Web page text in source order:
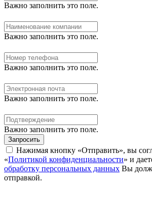
Важно заполнить это поле.
Важно заполнить это поле.
Важно заполнить это поле.
Важно заполнить это поле.
Важно заполнить это поле.
Запросить
Нажимая кнопку «Отправить», вы
«Политикой конфиденциальности» и
обработку персональных данных Вы
отправкой.